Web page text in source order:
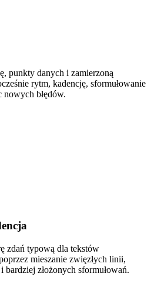
punkty danych i zamierzoną
rytm, kadencję, sformułowanie
błędów.
zdań typową dla tekstów
mieszanie zwięzłych linii,
złożonych sformułowań.